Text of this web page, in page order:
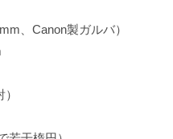
、Canon製ガルバ）